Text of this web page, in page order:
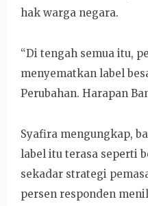
hak warga negara.
“Di tengah semua itu,
menyematkan label
Perubahan. Harapan
Syafira mengungkap,
label itu terasa seperti
sekadar strategi
persen responden